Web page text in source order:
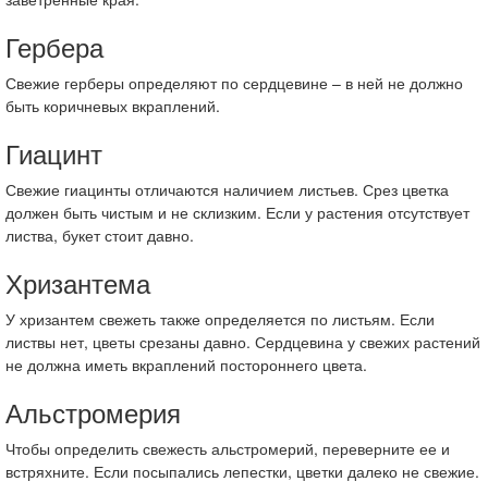
Гербера
Свежие герберы определяют по сердцевине – в ней не должно
быть коричневых вкраплений.
Гиацинт
Свежие гиацинты отличаются наличием листьев. Срез цветка
должен быть чистым и не склизким. Если у растения отсутствует
листва, букет стоит давно.
Хризантема
У хризантем свежеть также определяется по листьям. Если
листвы нет, цветы срезаны давно. Сердцевина у свежих растений
не должна иметь вкраплений постороннего цвета.
Альстромерия
Чтобы определить свежесть альстромерий, переверните ее и
встряхните. Если посыпались лепестки, цветки далеко не свежие.